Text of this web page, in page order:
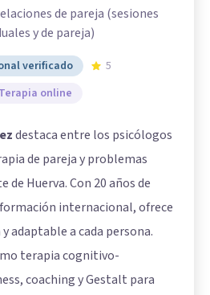
de pareja (sesiones
y de pareja)
verificado
5
Terapia online
destaca entre los psicólogos
de pareja y problemas
de Huerva. Con 20 años de
internacional, ofrece
adaptable a cada persona.
terapia cognitivo-
coaching y Gestalt para